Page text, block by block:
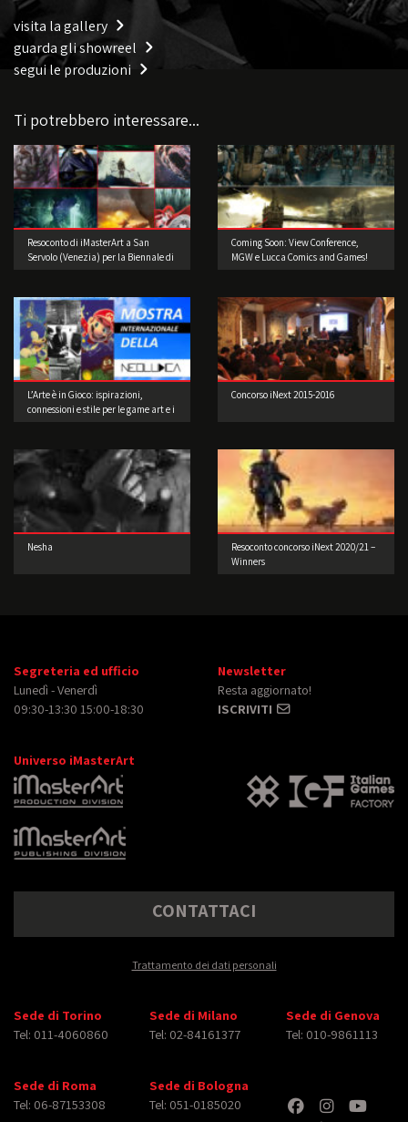
visita la gallery
guarda gli showreel
segui le produzioni
Ti potrebbero interessare...
Resoconto di iMasterArt a San
Servolo (Venezia) per la Biennale di
Coming Soon: View Conference,
MGW e Lucca Comics and Games!
L’Arte è in Gioco: ispirazioni,
connessioni e stile per le game art e i
Concorso iNext 2015-2016
Nesha
Resoconto concorso iNext 2020/21 –
Winners
Segreteria ed ufficio
Lunedì - Venerdì
09:30-13:30 15:00-18:30
Newsletter
Resta aggiornato!
ISCRIVITI
Universo iMasterArt
CONTATTACI
Trattamento dei dati personali
Sede di Torino
Tel: 011-4060860
Sede di Milano
Tel: 02-84161377
Sede di Genova
Tel: 010-9861113
Sede di Roma
Tel: 06-87153308
Sede di Bologna
Tel: 051-0185020